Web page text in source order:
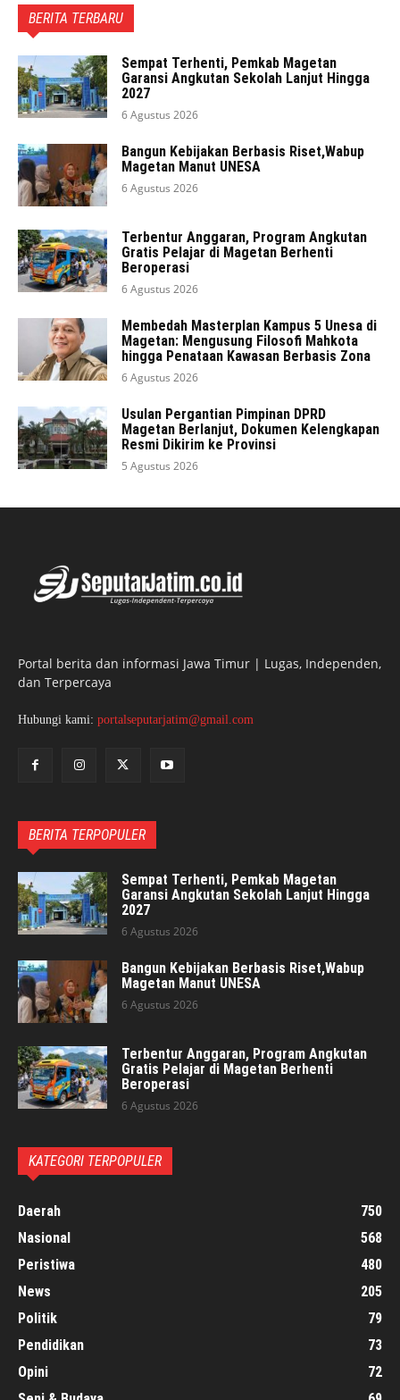
BERITA TERBARU
Sempat Terhenti, Pemkab Magetan
Garansi Angkutan Sekolah Lanjut Hingga
2027
6 Agustus 2026
Bangun Kebijakan Berbasis Riset,Wabup
Magetan Manut UNESA
6 Agustus 2026
Terbentur Anggaran, Program Angkutan
Gratis Pelajar di Magetan Berhenti
Beroperasi
6 Agustus 2026
Membedah Masterplan Kampus 5 Unesa di
Magetan: Mengusung Filosofi Mahkota
hingga Penataan Kawasan Berbasis Zona
6 Agustus 2026
Usulan Pergantian Pimpinan DPRD
Magetan Berlanjut, Dokumen Kelengkapan
Resmi Dikirim ke Provinsi
5 Agustus 2026
Portal berita dan informasi Jawa Timur | Lugas, Independen,
dan Terpercaya
Hubungi kami: portalseputarjatim@gmail.com
BERITA TERPOPULER
Sempat Terhenti, Pemkab Magetan
Garansi Angkutan Sekolah Lanjut Hingga
2027
6 Agustus 2026
Bangun Kebijakan Berbasis Riset,Wabup
Magetan Manut UNESA
6 Agustus 2026
Terbentur Anggaran, Program Angkutan
Gratis Pelajar di Magetan Berhenti
Beroperasi
6 Agustus 2026
KATEGORI TERPOPULER
Daerah
750
Nasional
568
Peristiwa
480
News
205
Politik
79
Pendidikan
73
Opini
72